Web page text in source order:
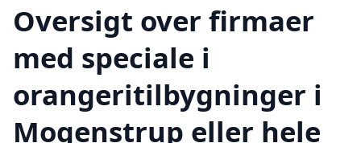
Oversigt over firmaer
med speciale i
orangeritilbygninger i
Mogenstrup eller hele